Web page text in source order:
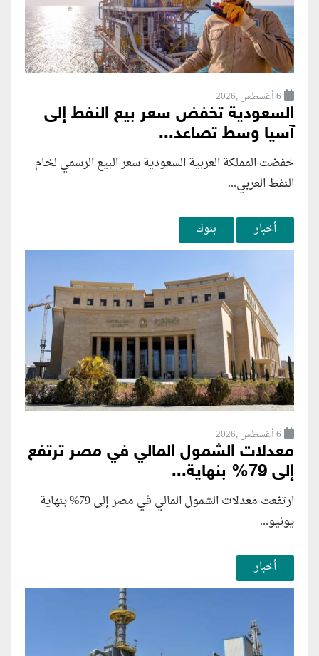
6 أغسطس ,2026
السعودية تخفض سعر بيع النفط إلى
آسيا وسط تصاعد...
خفضت المملكة العربية السعودية سعر البيع الرسمي لخام
النفط العربي...
أخبار بنوك
6 أغسطس ,2026
معدلات الشمول المالي في مصر ترتفع
إلى 79% بنهاية...
ارتفعت معدلات الشمول المالي في مصر إلى 79% بنهاية
يونيو...
أخبار